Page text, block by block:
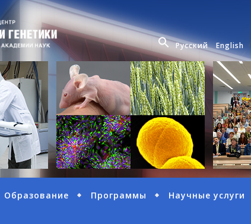
Русский English
Образование Программы Научные услуги